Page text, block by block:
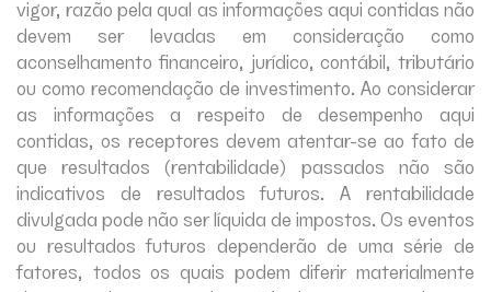
vigor, razão pela qual as informações aqui contidas não
devem ser levadas em consideração como
aconselhamento financeiro, jurídico, contábil, tributário
ou como recomendação de investimento. Ao considerar
as informações a respeito de desempenho aqui
contidas, os receptores devem atentar-se ao fato de
que resultados (rentabilidade) passados não são
indicativos de resultados futuros. A rentabilidade
divulgada pode não ser líquida de impostos. Os eventos
ou resultados futuros dependerão de uma série de
fatores, todos os quais podem diferir materialmente